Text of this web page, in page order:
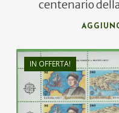
centenario
IN OFFERTA!